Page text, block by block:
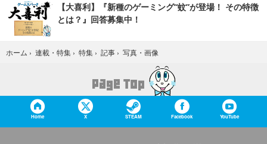
【大喜利】『新種のゲーミング“蚊”が登場！ その特徴
とは？』回答募集中！
ホーム › 連載・特集 › 特集 › 記事 › 写真・画像
Home X STEAM Facebook YouTube